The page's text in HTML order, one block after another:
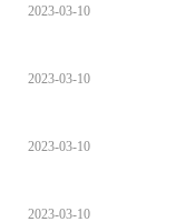
2023-03-10
2023-03-10
2023-03-10
2023-03-10